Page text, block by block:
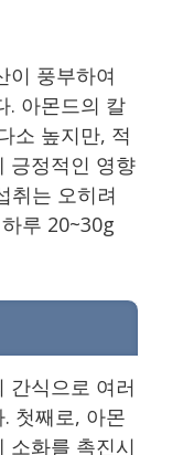
이 풍부하여
. 아몬드의 칼
소 높지만, 적
긍정적인 영향
취는 오히려
루 20~30g
간식으로 여러
첫째로, 아몬
소화를 촉진시